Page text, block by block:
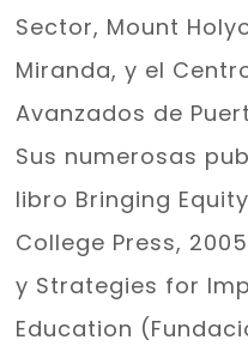
Sector, Mount
Miranda, y el
Avanzados de
Sus numerosas
libro Bringing
College Press,
y Strategies for
Education